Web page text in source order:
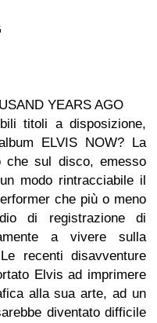
YEARS AGO
titoli a disposizione,
ELVIS NOW? La
che sul disco, emesso
modo rintracciabile il
che più o meno
di registrazione di
a vivere sulla
recenti disavventure
Elvis ad imprimere
alla sua arte, ad un
diventato difficile